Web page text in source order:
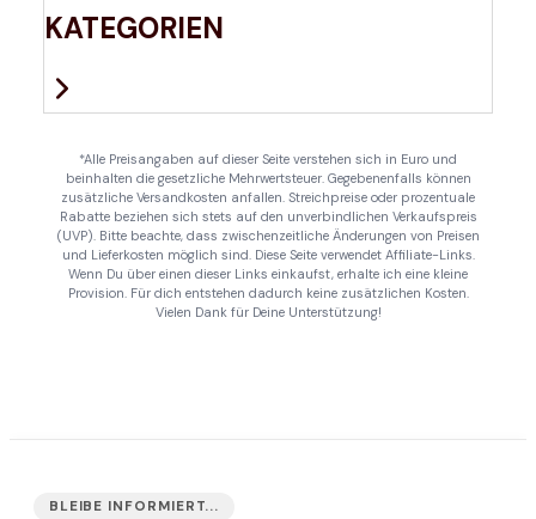
KATEGORIEN
*Alle Preisangaben auf dieser Seite verstehen sich in Euro und
beinhalten die gesetzliche Mehrwertsteuer. Gegebenenfalls können
zusätzliche Versandkosten anfallen. Streichpreise oder prozentuale
Rabatte beziehen sich stets auf den unverbindlichen Verkaufspreis
(UVP). Bitte beachte, dass zwischenzeitliche Änderungen von Preisen
und Lieferkosten möglich sind. Diese Seite verwendet Affiliate-Links.
Wenn Du über einen dieser Links einkaufst, erhalte ich eine kleine
Provision. Für dich entstehen dadurch keine zusätzlichen Kosten.
Vielen Dank für Deine Unterstützung!
BLEIBE INFORMIERT...